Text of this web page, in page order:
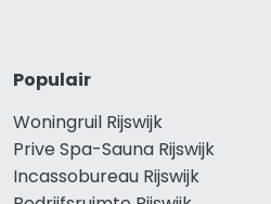
Populair
Woningruil Rijswijk
Prive Spa-Sauna Rijswijk
Incassobureau Rijswijk